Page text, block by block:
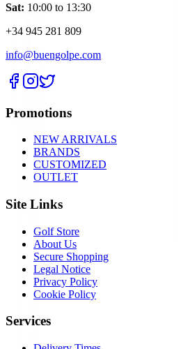
Sat: 10:00 to 13:30
+34 945 281 809
info@buengolpe.com
Promotions
NEW ARRIVALS
BRANDS
CUSTOMIZED
OUTLET
Site Links
Golf Store
About Us
Secure Shopping
Legal Notice
Privacy Policy
Cookie Policy
Services